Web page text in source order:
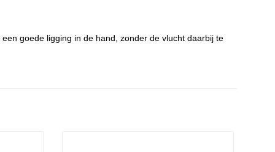
goede ligging in de hand, zonder de vlucht daarbij te